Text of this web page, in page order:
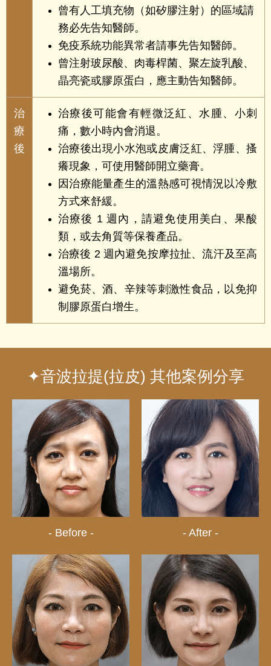
曾有人工填充物（如矽膠注射）的區域請
務必先告知醫師。
免疫系統功能異常者請事先告知醫師。
曾注射玻尿酸、肉毒桿菌、聚左旋乳酸、
晶亮瓷或膠原蛋白，應主動告知醫師。
治
療
後
治療後可能會有輕微泛紅、水腫、小刺
痛，數小時內會消退。
治療後出現小水泡或皮膚泛紅、浮腫、搔
癢現象，可使用醫師開立藥膏。
因治療能量產生的溫熱感可視情況以冷敷
方式來舒緩。
治療後 1 週內，請避免使用美白、果酸
類，或去角質等保養產品。
治療後 2 週內避免按摩拉扯、流汗及至高
溫場所。
避免菸、酒、辛辣等刺激性食品，以免抑
制膠原蛋白增生。
✦音波拉提(拉皮) 其他案例分享
- Before - - After -